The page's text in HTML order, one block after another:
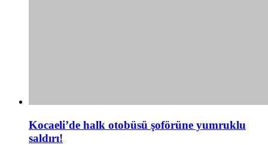
Kocaeli’de halk otobüsü şoförüne yumruklu
saldırı!